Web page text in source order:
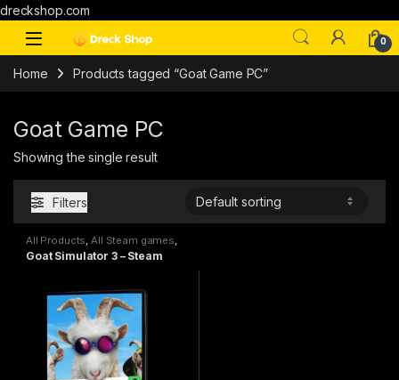
dreckshop.com
0
Home Products tagged “Goat Game PC”
Goat Game PC
Showing the single result
Filters
All Products All Steam games
PC games
Goat Simulator 3 – Steam